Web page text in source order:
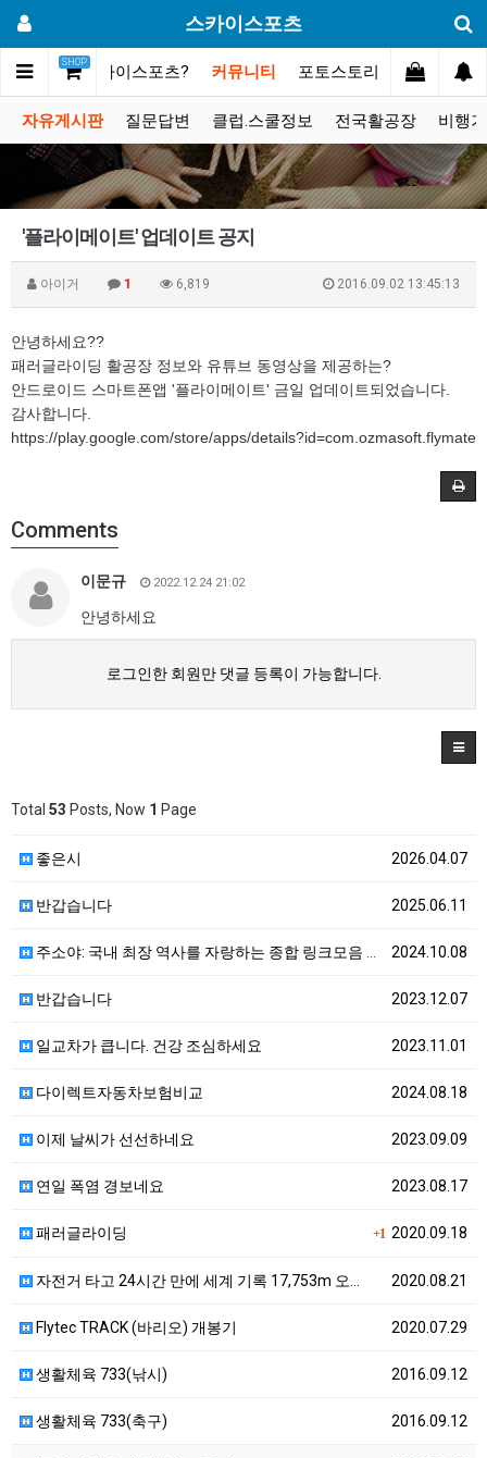
스카이스포츠
SHOP
메인 스카이스포츠? 커뮤니티 포토스토리 동영상갤러
자유게시판 질문답변 클럽.스쿨정보 전국활공장 비행
'플라이메이트' 업데이트 공지
아이거 1 6,819 2016.09.02 13:45:13
안녕하세요??
패러글라이딩 활공장 정보와 유튜브 동영상을 제공하는?
안드로이드 스마트폰앱 '플라이메이트' 금일 업데이트되었습니다.
감사합니다.
https://play.google.com/store/apps/details?id=com.ozmasoft.flymate
Comments
이문규 2022.12.24 21:02
안녕하세요
로그인한 회원만 댓글 등록이 가능합니다.
Total 53 Posts, Now 1 Page
2026.04.07
좋은시
2025.06.11
반갑습니다
2024.10.08
주소야: 국내 최장 역사를 자랑하는 종합 링크모음 사이…
2023.12.07
반갑습니다
2023.11.01
일교차가 큽니다. 건강 조심하세요
2024.08.18
다이렉트자동차보험비교
2023.09.09
이제 날씨가 선선하네요
2023.08.17
연일 폭염 경보네요
+1 2020.09.18
패러글라이딩
2020.08.21
자전거 타고 24시간 만에 세계 기록 17,753m 오…
2020.07.29
Flytec TRACK (바리오) 개봉기
2016.09.12
생활체육 733(낚시)
2016.09.12
생활체육 733(축구)